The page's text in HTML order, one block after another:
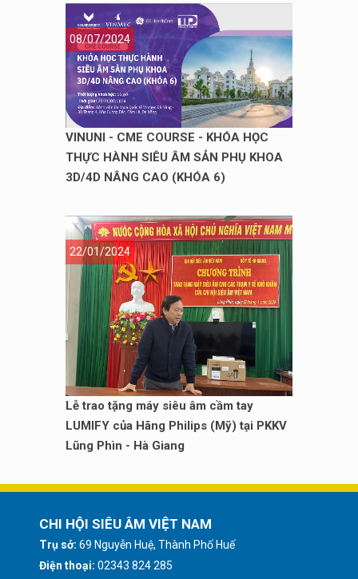
08/07/2024
VINUNI - CME COURSE - KHÓA HỌC
THỰC HÀNH SIÊU ÂM SẢN PHỤ KHOA
3D/4D NÂNG CAO (KHÓA 6)
22/01/2024
Lễ trao tặng máy siêu âm cầm tay
LUMIFY của Hãng Philips (Mỹ) tại PKKV
Lũng Phìn - Hà Giang
CHI HỘI SIÊU ÂM VIỆT NAM
Trụ sở: 69 Nguyễn Huệ, Thành Phố Huế
Điện thoại: 02343 824 285